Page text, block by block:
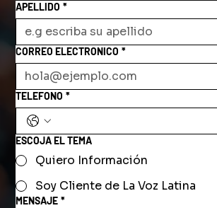
APELLIDO *
CORREO ELECTRONICO *
TELEFONO *
ESCOJA EL TEMA
Quiero Información
Soy Cliente de La Voz Latina
MENSAJE *